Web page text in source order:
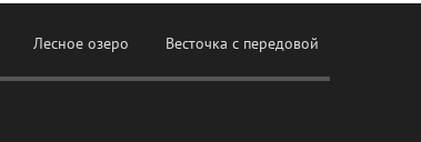
Лесное озеро Весточка с передовой